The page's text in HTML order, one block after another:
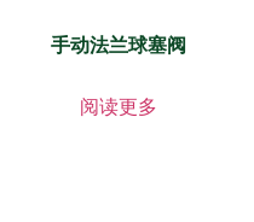
手动法兰球塞阀
阅读更多